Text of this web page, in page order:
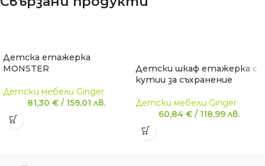
Детска етажерка
MONSTER
Детски мебели Ginger
81,30 € / 159,01 лв.
Детски шкаф етажерка с
кутии за съхранение
Детски мебели Ginger
60,84 € / 118,99 лв.